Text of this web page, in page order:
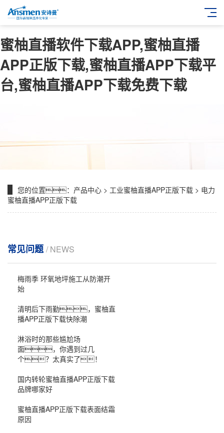
蜜柚直播软件下载APP,蜜柚直播
APP正版下载,蜜柚直播APP下载平
台,蜜柚直播APP下载免费下载
您的位置： 产品中心 > 工业蜜柚直播APP正版下载 > 电力
蜜柚直播APP正版下载
常见问题/ NEWS
梅雨季 环氧地坪施工从防潮开
始
清明后下雨勤，蜜柚直
播APP正版下载快除潮
淋浴时的那些尴尬场
面，你遇到过几
个？太真实了！
国内转轮蜜柚直播APP正版下载
品牌哪家好
蜜柚直播APP正版下载表面结霜
原因